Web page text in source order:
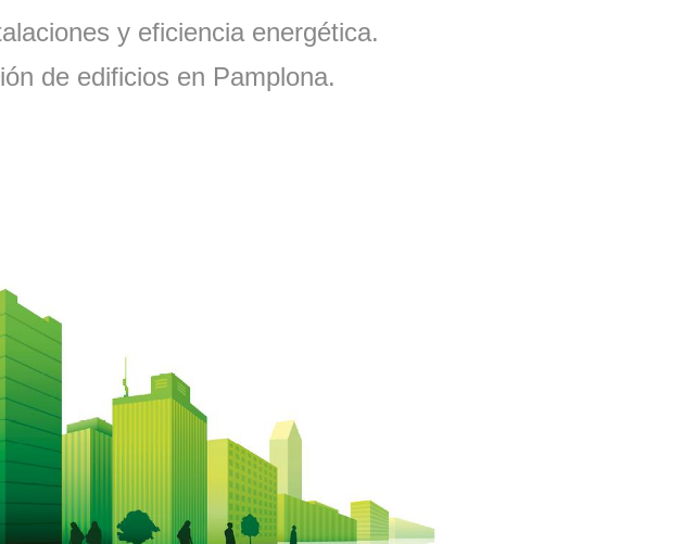
y eficiencia energética.
de edificios en Pamplona.